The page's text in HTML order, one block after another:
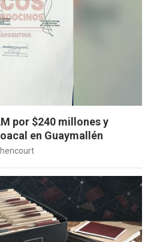
por $240 millones y
en Guaymallén